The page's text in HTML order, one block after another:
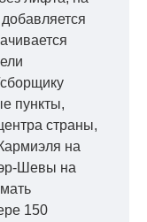
пункты,
страны,
на
Шевы на
150